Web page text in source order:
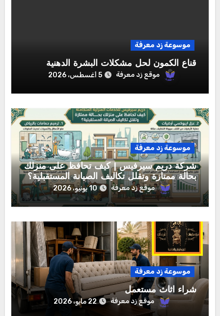
موسوعة زد معرفة
قناع الكمون لحل مشكلات البشرة الدهنية
موقع زد معرفة 5 أغسطس، 2026
موسوعة زد معرفة
شركة دريم سيرفيس | كيف تحافظ على منزلك
بحالة ممتازة وتقلل تكاليف الصيانة المستقبلية؟
موقع زد معرفة 10 يونيو، 2026
موسوعة زد معرفة
شراء اثاث مستعمل
موقع زد معرفة 22 مايو، 2026